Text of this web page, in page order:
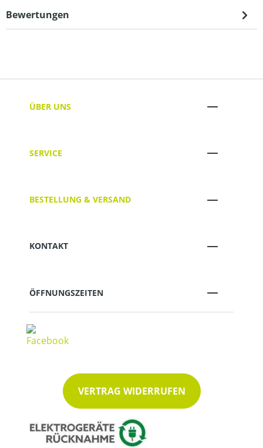
Bewertungen
ÜBER UNS
SERVICE
BESTELLUNG & VERSAND
KONTAKT
ÖFFNUNGSZEITEN
VERTRAG WIDERRUFEN